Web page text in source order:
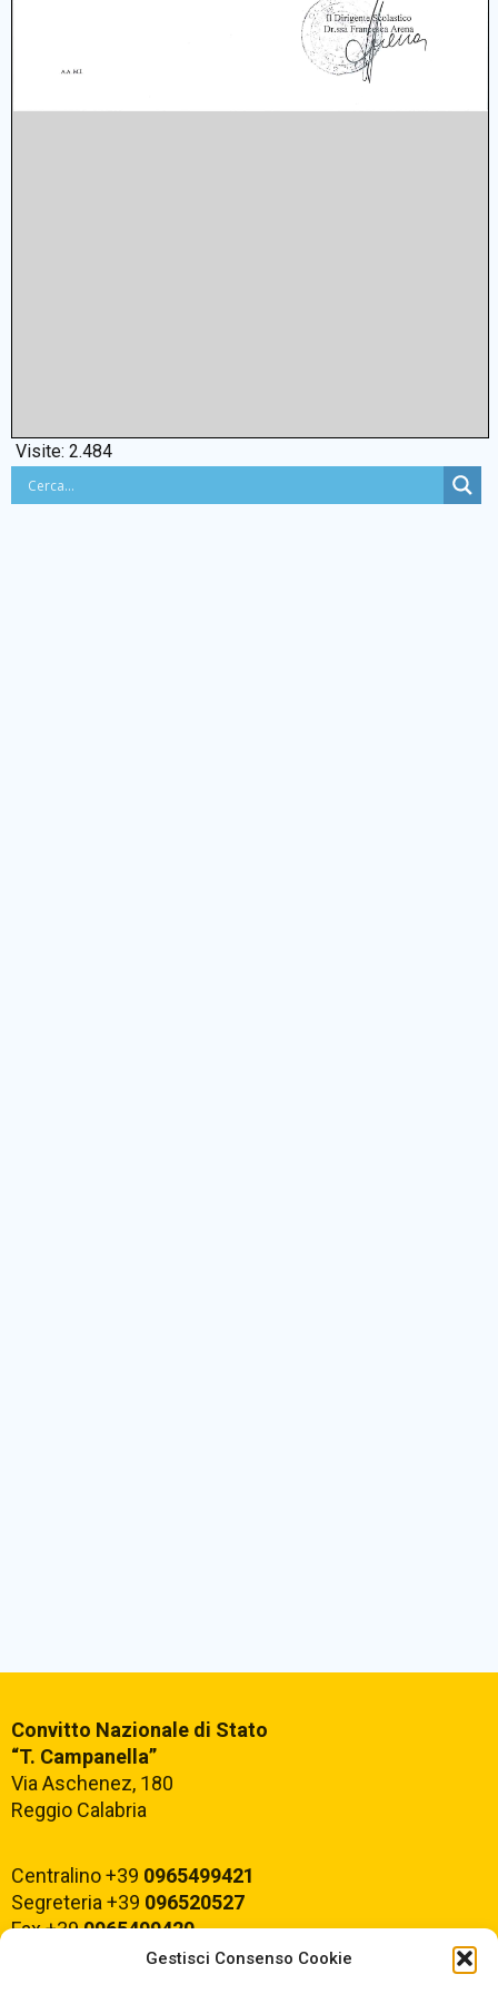
Gestisci Consenso Cookie
Visite: 2.484
Convitto Nazionale di Stato
“T. Campanella”
Via Aschenez, 180
Reggio Calabria
Centralino +39 0965499421
Segreteria +39 096520527
Fax +390965499420